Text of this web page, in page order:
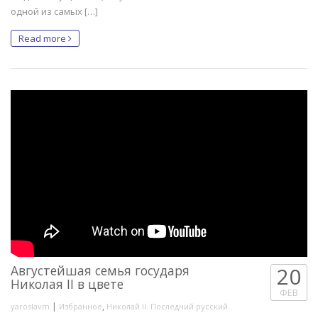
одной из самых […]
Read more
Августейшая семья государя
Николая II в цвете
yaroslavm | Избранное, Николай II. Последний русский
20
ФЕВ